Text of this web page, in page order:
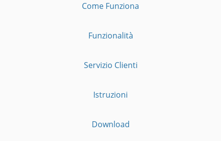
Come Funziona
Funzionalità
Servizio Clienti
Istruzioni
Download